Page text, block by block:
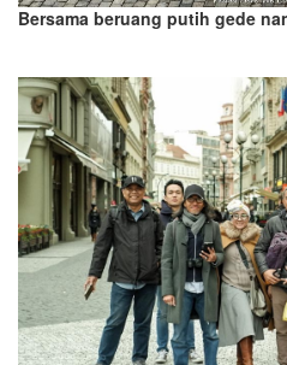
Bersama beruang putih gede